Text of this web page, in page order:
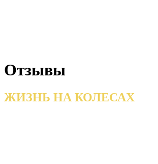
Отзывы
ЖИЗНЬ НА КОЛЕСАХ